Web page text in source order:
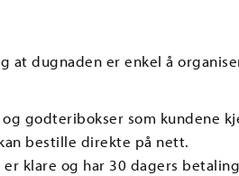
at dugnaden er enkel å
godteribokser som kundene
bestille direkte på nett.
klare og har 30 dagers